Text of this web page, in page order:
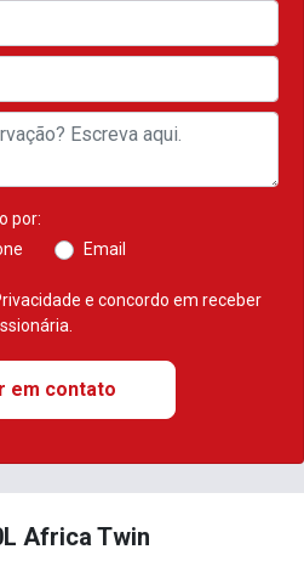
por:
Email
e concordo em receber
em contato
Africa Twin